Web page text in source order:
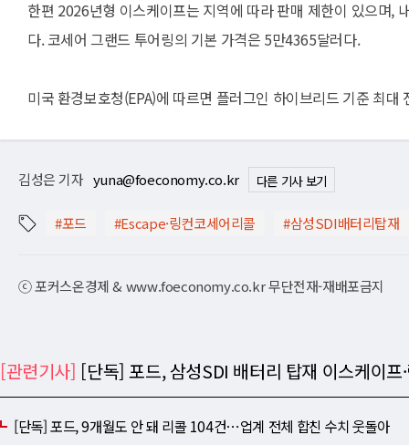
한편 2026년형 이스케이프는 지역에 따라 판매 제한이 있으며,
다. 코세어 그랜드 투어링의 기본 가격은 5만4365달러다.
미국 환경보호청(EPA)에 따르면 플러그인 하이브리드 기준 최
김성은 기자 yuna@foeconomy.co.kr 다른 기사 보기
#포드 #Escape·링컨코세어리콜 #삼성SDI배터리탑재
ⓒ 포커스온경제 & www.foeconomy.co.kr 무단전재-재배포금지
[관련기사] [단독] 포드, 삼성SDI 배터리 탑재 이스케이프
[단독] 포드, 9개월도 안 돼 리콜 104건⋯업계 전체 합친 수치 웃돌아